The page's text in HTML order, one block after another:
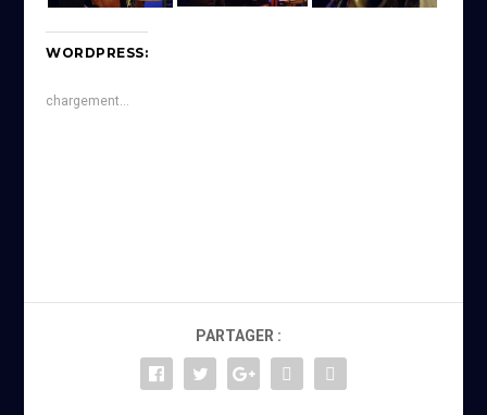
WORDPRESS:
chargement…
PARTAGER :